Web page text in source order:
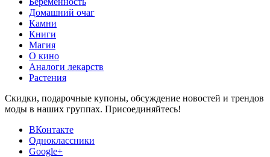
Домашний очаг
Камни
Книги
Магия
О кино
Аналоги лекарств
Растения
Скидки, подарочные купоны, обсуждение новостей и трендов
моды в наших группах. Присоединяйтесь!
ВКонтакте
Одноклассники
Google+